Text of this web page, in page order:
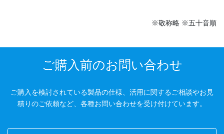
※敬称略 ※五十音順
ご購入前のお問い合わせ
ご購入を検討されている製品の仕様、活用に関するご相談やお見
積りのご依頼など、各種お問い合わせを受け付けています。